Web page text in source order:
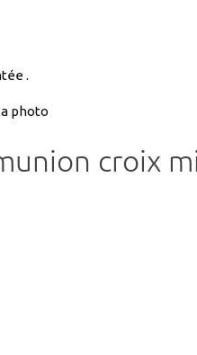
.
photo
croix